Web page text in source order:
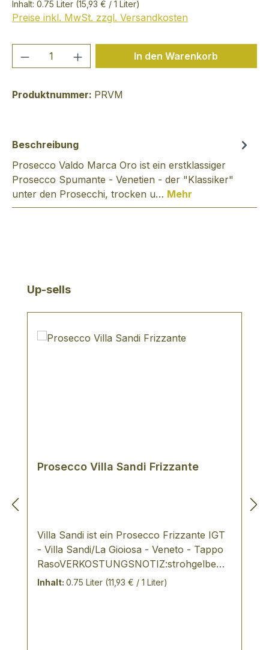
Inhalt: 0.75 Liter (15,93 € / 1 Liter)
Preise inkl. MwSt. zzgl. Versandkosten
Produkt Anzahl: Gib denIn den Warenkorb
Produktnummer: PRVM
Beschreibung
Prosecco Valdo Marca Oro ist ein erstklassiger
Prosecco Spumante - Venetien - der "Klassiker"
unter den Prosecchi, trocken u… Mehr
Produktgalerie überspringen
Up-sells
Prosecco Villa Sandi Frizzante
Villa Sandi ist ein Prosecco Frizzante IGT
- Villa Sandi/La Gioiosa - Veneto - Tappo
RasoVERKOSTUNGSNOTIZ:strohgelbe
Farbe mit grünlichen Reflexenfruchtig, im
Inhalt: 0.75 Liter (11,93 € / 1 Liter)